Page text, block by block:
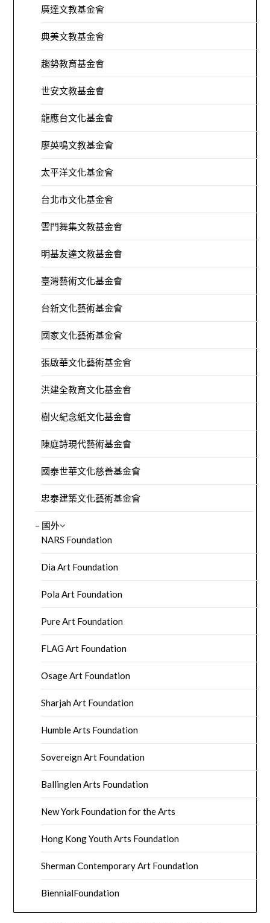
廣達文教基金會
典美文教基金會
趨勢教育基金會
世安文教基金會
龍應台文化基金會
廖英鳴文教基金會
太平洋文化基金會
台北市文化基金會
雲門舞集文教基金會
明基友達文教基金會
臺灣藝術文化基金會
台新文化藝術基金會
國家文化藝術基金會
張啟華文化藝術基金會
洪建全教育文化基金會
樹火紀念紙文化基金會
陳庭詩現代藝術基金會
國泰世華文化慈善基金會
忠泰建築文化藝術基金會
– 國外
NARS Foundation
Dia Art Foundation
Pola Art Foundation
Pure Art Foundation
FLAG Art Foundation
Osage Art Foundation
Sharjah Art Foundation
Humble Arts Foundation
Sovereign Art Foundation
Ballinglen Arts Foundation
New York Foundation for the Arts
Hong Kong Youth Arts Foundation
Sherman Contemporary Art Foundation
BiennialFoundation